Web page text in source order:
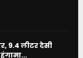
9.4 लीटर देसी